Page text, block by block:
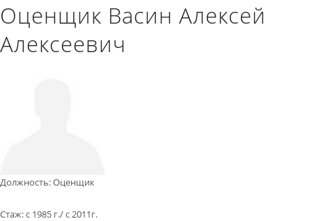
Оценщик Васин Алексей
Алексеевич
Должность:Оценщик
Стаж:с 1985 г./ с 2011г.